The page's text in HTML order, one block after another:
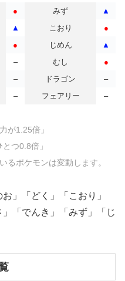
● みず
▲
▲ こおり
●
● じめん
▲
– むし
●
– ドラゴン
–
– フェアリー –
が1.25倍」
つ0.8倍」
るポケモンは変動します。
」「どく」「こおり」
」「でんき」「みず」「じ